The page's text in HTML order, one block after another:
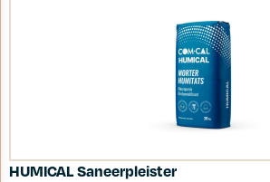
HUMICAL Saneerpleister